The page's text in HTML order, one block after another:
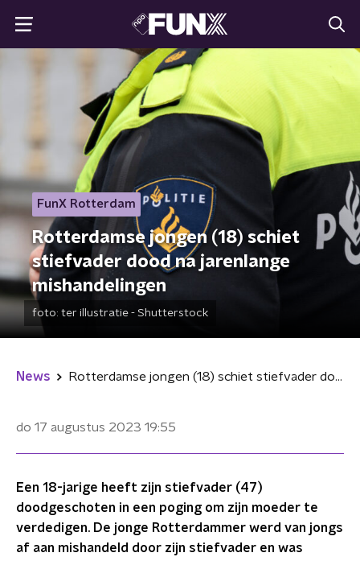
FunX Rotterdam
Rotterdamse jongen (18) schiet
stiefvader dood na jarenlange
mishandelingen
foto: ter illustratie - Shutterstock
News Rotterdamse jongen (18) schiet stiefvader dood na jarenlange mishandelingen
do 17 augustus 2023 19:55
Een 18-jarige heeft zijn stiefvader (47)
doodgeschoten in een poging om zijn moeder te
verdedigen. De jonge Rotterdammer werd van jongs
af aan mishandeld door zijn stiefvader en was